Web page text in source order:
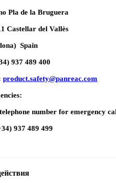
Pla de la Bruguera
Castellar del Vallès
Spain
937 489 400
product.safety@panreac.com
number for emergency
937 489 499